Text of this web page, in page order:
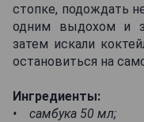
стопке, подождать
одним выдохом и
затем искали
остановиться на
Ингредиенты:
• самбука 50 мл;